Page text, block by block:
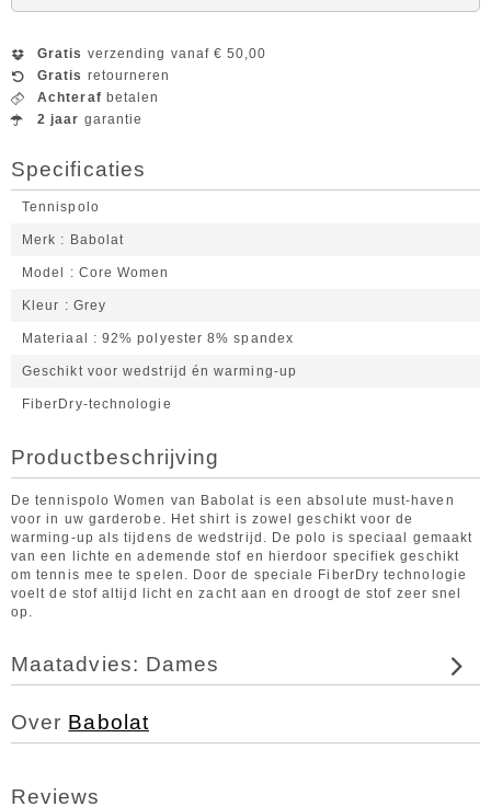
Gratis verzending vanaf € 50,00
Gratis retourneren
Achteraf betalen
2 jaar garantie
Specificaties
Tennispolo
Merk Babolat
Model Core Women
Kleur Grey
Materiaal 92% polyester 8% spandex
Geschikt voor wedstrijd én warming-up
FiberDry-technologie
Productbeschrijving
De tennispolo Women van Babolat is een absolute must-haven
voor in uw garderobe. Het shirt is zowel geschikt voor de
warming-up als tijdens de wedstrijd. De polo is speciaal gemaakt
van een lichte en ademende stof en hierdoor specifiek geschikt
om tennis mee te spelen. Door de speciale FiberDry technologie
voelt de stof altijd licht en zacht aan en droogt de stof zeer snel
op.
Maatadvies: Dames
Over Babolat
Reviews